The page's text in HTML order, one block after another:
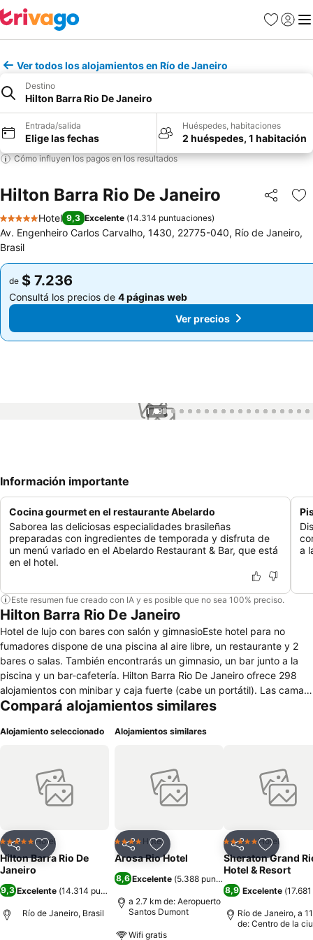
Favoritos
Iniciar
Ver todos los alojamientos en Río de Janeiro
Destino
Hilton Barra Rio De Janeiro
Entrada/salida
Elige las fechas
Huéspedes, habitaciones
2 huéspedes, 1 habitación
Cómo influyen los pagos en los resultados
Hilton Barra Rio De Janeiro Compartir
5 Estrellas
Hotel 9,3 Excelente (14.314 puntuaciones)
Av. Engenheiro Carlos Carvalho, 1430, 22775-040, Río de Janeiro,
Brasil
de $ 7.236
Consultá los precios de 4 páginas web
Ver precios
de $ 7.236
Consultá los precios de 4 páginas web
Ver precios
1 / 99
Información importante
Cocina gourmet en el restaurante Abelardo
Saborea las deliciosas especialidades brasileñas
preparadas con ingredientes de temporada y disfruta de
un menú variado en el Abelardo Restaurant & Bar, que está
en el hotel.
a
Este resumen fue creado con IA y es posible que no sea 100% preciso.
Hilton Barra Rio De Janeiro
Hotel de lujo con bares con salón y gimnasioEste hotel para no
fumadores dispone de una piscina al aire libre, un restaurante y 2
bares o salas. También encontrarás un gimnasio, un bar junto a la
piscina y un bar-cafetería. Hilton Barra Rio De Janeiro ofrece 298
alojamientos con minibar y caja fuerte (cabe un portátil). Las camas
están vestidas con ropa de cama de alta calidad. Se ofrece una
de suscripción. Los baños están equipados con artículos de higiene
incluyen caja fuerte y tabla de planchar con plancha. Se ofrece
servicio de limpieza todos los días. Los servicios de ocio y
esparcimiento en este hotel incluyen una piscina al aire libre y
Compará alojamientos similares
Alojamiento seleccionado
CompartirAñadir a favoritos
5 EstrellasHotel
Hilton Barra Rio De
Janeiro
9,3 Excelente (14.314 puntuaciones
Río de Janeiro, Brasil
Alojamientos similares
CompartirAñadir a favoritos
4 EstrellasHotel
Arosa Rio Hotel
8,6 Excelente (5.388 puntuaciones
a 2.7 km de: Aeropuerto
Santos Dumont
Wifi gratis
CompartirAñadir
5 EstrellasHotel
Sheraton Grand
Hotel & Resort
8,9 Excelente (
Río de Janeiro, a
de: Centro de la